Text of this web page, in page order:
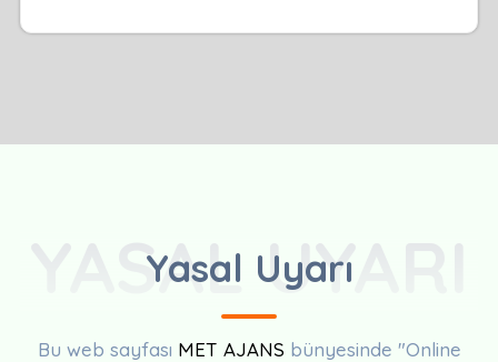
Yasal Uyarı
YASAL UYARI
Bu web sayfası MET AJANS bünyesinde "Online